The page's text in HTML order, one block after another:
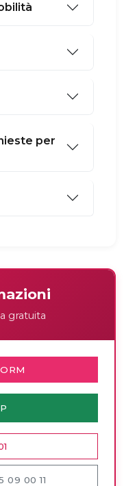
per
gratuita
09 00 11